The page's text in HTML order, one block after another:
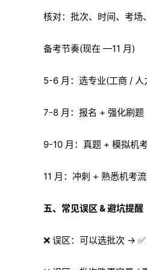
核对：批次、时间、考场
备考节奏(现在 —11 月)
5-6 月：选专业(工商 / 人
7-8 月：报名 + 强化刷题
9-10 月：真题 + 模拟机考
11 月：冲刺 + 熟悉机考
五、常见误区 & 避坑提醒
❌ 误区：可以选批次 →